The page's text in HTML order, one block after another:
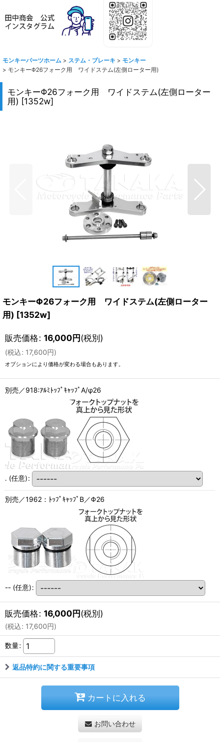
モンキーパーツホーム > ステム・ブレーキ > モンキー
> モンキーΦ26フォーク用 ワイドステム(左側ローター用)
モンキーΦ26フォーク用 ワイドステム(左側ローター
用) [1352w]
モンキーΦ26フォーク用 ワイドステム(左側ローター
用) [1352w]
販売価格: 16,000円(税別)
(税込: 17,600円)
オプションにより価格が変わる場合もあります。
別売／918:ｱﾙﾐﾄｯﾌﾟｷｬｯﾌﾟA/φ26
. (任意):
別売／1962：ﾄｯﾌﾟｷｬｯﾌﾟB／Φ26
-- (任意):
販売価格: 16,000円(税別)
(税込: 17,600円)
数量:
返品特約に関する重要事項
カートに入れる
お問い合わせ